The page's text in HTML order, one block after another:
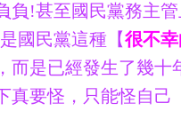
負!甚至國民黨務主
國民黨這種【很不
而是已經發生了幾十
真要怪，只能怪自己